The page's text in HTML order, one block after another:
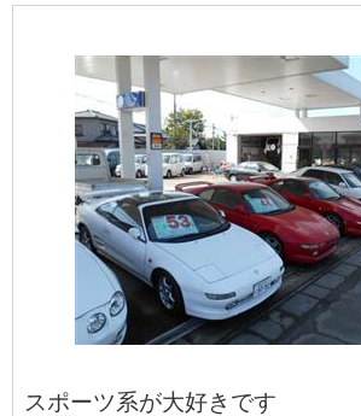
スポーツ系が大好きです